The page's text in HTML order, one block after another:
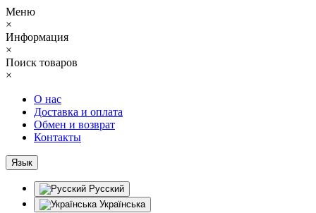
Меню
×
Информация
×
Поиск товаров
×
О нас
Доставка и оплата
Обмен и возврат
Контакты
Язык
Русский
Українська